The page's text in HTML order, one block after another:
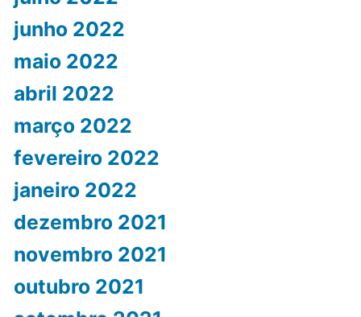
junho 2022
maio 2022
abril 2022
março 2022
fevereiro 2022
janeiro 2022
dezembro 2021
novembro 2021
outubro 2021